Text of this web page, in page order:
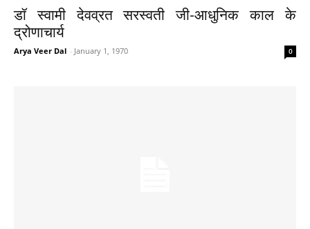
डॉ स्वामी देवव्रत सरस्वती जी-आधुनिक काल के
द्रोणाचार्य
Arya Veer Dal - January 1, 1970 0